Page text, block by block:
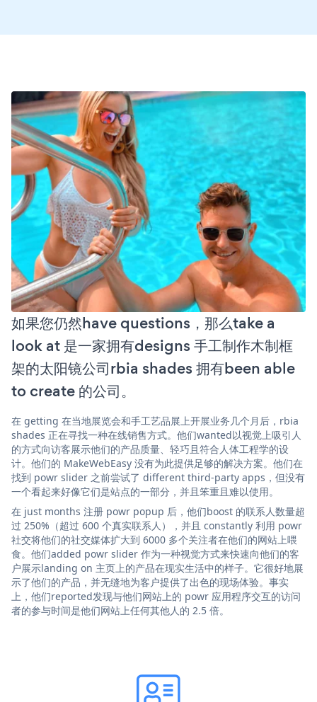
如果您仍然have questions，那么take a
look at 是一家拥有designs 手工制作木制框
架的太阳镜公司rbia shades 拥有been able
to create 的公司。
在 getting 在当地展览会和手工艺品展上开展业务几个月后，rbia
shades 正在寻找一种在线销售方式。他们wanted以视觉上吸引人
的方式向访客展示他们的产品质量、轻巧且符合人体工程学的设
计。他们的 MakeWebEasy 没有为此提供足够的解决方案。他们在
找到 powr slider 之前尝试了 different third-party apps，但没有
一个看起来好像它们是站点的一部分，并且笨重且难以使用。
在 just months 注册 powr popup 后，他们boost 的联系人数量超
过 250%（超过 600 个真实联系人），并且 constantly 利用 powr
社交将他们的社交媒体扩大到 6000 多个关注者在他们的网站上喂
食。他们added powr slider 作为一种视觉方式来快速向他们的客
户展示landing on 主页上的产品在现实生活中的样子。它很好地展
示了他们的产品，并无缝地为客户提供了出色的现场体验。事实
上，他们reported发现与他们网站上的 powr 应用程序交互的访问
者的参与时间是他们网站上任何其他人的 2.5 倍。